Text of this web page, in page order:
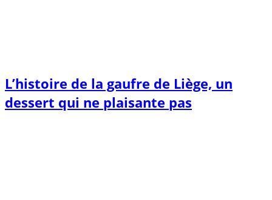
L’histoire de la gaufre de Liège, un
dessert qui ne plaisante pas